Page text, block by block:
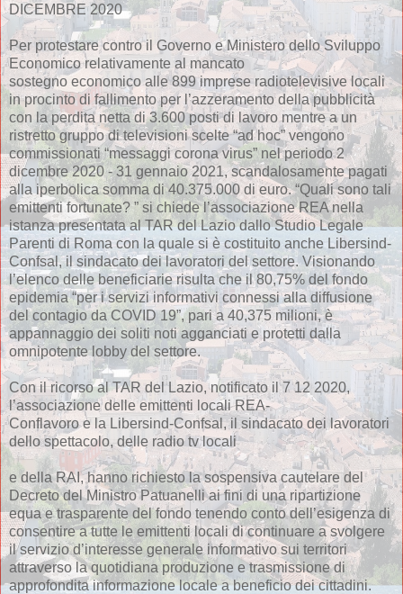
DICEMBRE 2020
Per protestare contro il Governo e Ministero dello Sviluppo
Economico relativamente al mancato
sostegno economico alle 899 imprese radiotelevisive locali
in procinto di fallimento per l’azzeramento della pubblicità
con la perdita netta di 3.600 posti di lavoro mentre a un
ristretto gruppo di televisioni scelte “ad hoc” vengono
commissionati “messaggi corona virus” nel periodo 2
dicembre 2020 - 31 gennaio 2021, scandalosamente pagati
alla iperbolica somma di 40.375.000 di euro. “Quali sono tali
emittenti fortunate? ” si chiede l’associazione REA nella
istanza presentata al TAR del Lazio dallo Studio Legale
Parenti di Roma con la quale si è costituito anche Libersind-
Confsal, il sindacato dei lavoratori del settore. Visionando
l’elenco delle beneficiarie risulta che il 80,75% del fondo
epidemia “per i servizi informativi connessi alla diffusione
del contagio da COVID 19”, pari a 40,375 milioni, è
appannaggio dei soliti noti agganciati e protetti dalla
omnipotente lobby del settore.
Con il ricorso al TAR del Lazio, notificato il 7 12 2020,
l’associazione delle emittenti locali REA-
Conflavoro e la Libersind-Confsal, il sindacato dei lavoratori
dello spettacolo, delle radio tv locali
e della RAI, hanno richiesto la sospensiva cautelare del
Decreto del Ministro Patuanelli ai fini di una ripartizione
equa e trasparente del fondo tenendo conto dell’esigenza di
consentire a tutte le emittenti locali di continuare a svolgere
il servizio d’interesse generale informativo sui territori
attraverso la quotidiana produzione e trasmissione di
approfondita informazione locale a beneficio dei cittadini.